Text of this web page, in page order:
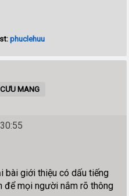
phuclehuu
MANG
bài giới thiệu có dấu tiếng
để mọi người nắm rõ thông